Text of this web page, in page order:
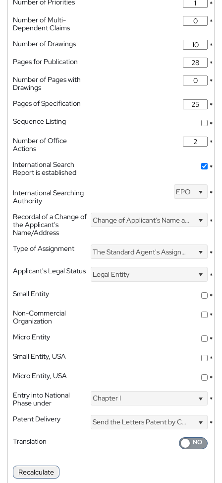
Number of Priorities
*
Number of Multi-
Dependent Claims
*
Number of Drawings
*
Pages for Publication
*
Number of Pages with
Drawings
*
Pages of Specification
*
Sequence Listing
*
Number of Office
Actions
*
International Search
Report is established
*
International Searching
Authority
EPO *
Recordal of a Change of
the Applicant's
Name/Address
Change of Applicant's Name and Address *
Type of Assignment The Standard Agent's Assignment
*
Applicant's Legal Status
Legal Entity
*
Small Entity
*
Non-Commercial
Organization
*
Micro Entity
*
Small Entity, USA
*
Micro Entity, USA
*
Entry into National
Phase under
Chapter I *
Patent Delivery Send the Letters Patent by Courier
*
Translation
Recalculate